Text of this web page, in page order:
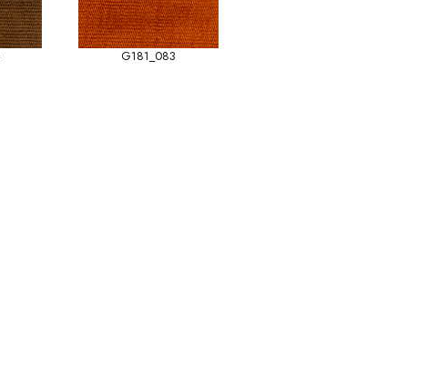
G181_083